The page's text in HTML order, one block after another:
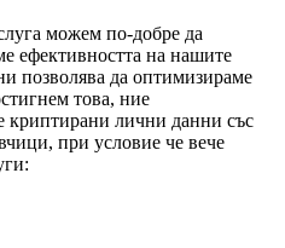
можем по-добре да
ефективността на нашите
позволява да оптимизираме
това, ние
криптирани лични данни със
при условие че вече